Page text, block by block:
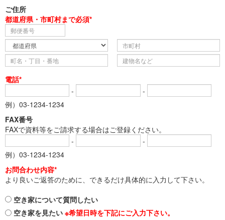
ご住所
都道府県・市町村まで必須*
電話*
-
-
例）03-1234-1234
FAX番号
FAXで資料等をご請求する場合はご登録ください。
-
-
例）03-1234-1234
お問合わせ内容*
より良いご返答のために、できるだけ具体的に入力して下さい。
空き家について質問したい
空き家を見たい ※希望日時を下記にご入力下さい。